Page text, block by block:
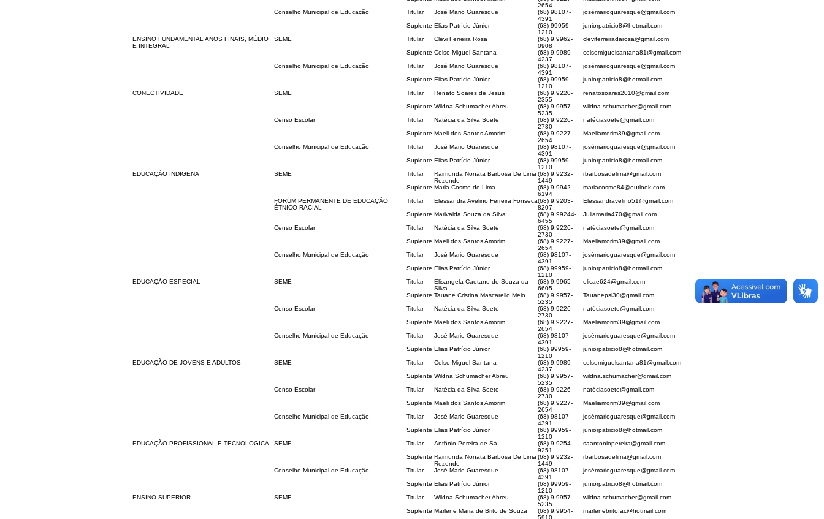
2654
Conselho Municipal de Educação
Titular José Mario Guaresque
(68) 98107-
4391
josémarioguaresque@gmail.com
Suplente Elias Patrício Júnior
(68) 99959-
1210
juniorpatricio8@hotmail.com
ENSINO FUNDAMENTAL ANOS FINAIS, MÉDIO
E INTEGRAL
SEME Titular Clevi Ferreira Rosa
(68) 9.9962-
0908
cleviferreiradarosa@gmail.com
Suplente Celso Miguel Santana
(68) 9.9989-
4237
celsomiguelsantana81@gmail.com
Conselho Municipal de Educação
Titular José Mario Guaresque
(68) 98107-
4391
josémarioguaresque@gmail.com
Suplente Elias Patrício Júnior
(68) 99959-
1210
juniorpatricio8@hotmail.com
CONECTIVIDADE
SEME Titular Renato Soares de Jesus
(68) 9.9220-
2355
renatosoares2010@gmail.com
Suplente Wildna Schumacher Abreu
(68) 9.9957-
5235
wildna.schumacher@gmail.com
Censo Escolar
Titular Natécia da Silva Soete
(68) 9.9226-
2730
natéciasoete@gmail.com
Suplente Maeli dos Santos Amorim
(68) 9.9227-
2654
Maeliamorim39@gmail.com
Conselho Municipal de Educação
Titular José Mario Guaresque
(68) 98107-
4391
josémarioguaresque@gmail.com
Suplente Elias Patrício Júnior
(68) 99959-
1210
juniorpatricio8@hotmail.com
EDUCAÇÃO INDIGENA
SEME Titular
Raimunda Nonata Barbosa De Lima
Rezende
(68) 9.9232-
1449
rbarbosadelima@gmail.com
Suplente Maria Cosme de Lima
(68) 9.9942-
6194
mariacosme84@outlook.com
FORÚM PERMANENTE DE EDUCAÇÃO
ÉTNICO-RACIAL
Titular Elessandra Avelino Ferreira Fonseca(68) 9.9203-
8207
Elessandravelino51@gmail.com
Suplente Marivalda Souza da Silva
(68) 9.99244-
6455
Juliamaria470@gmail.com
Censo Escolar
Titular Natécia da Silva Soete
(68) 9.9226-
2730
natéciasoete@gmail.com
Suplente Maeli dos Santos Amorim
(68) 9.9227-
2654
Maeliamorim39@gmail.com
Conselho Municipal de Educação
Titular José Mario Guaresque
(68) 98107-
4391
josémarioguaresque@gmail.com
Suplente Elias Patrício Júnior
(68) 99959-
1210
juniorpatricio8@hotmail.com
EDUCAÇÃO ESPECIAL
SEME Titular
Elisangela Caetano de Souza da
Silva
(68) 9.9965-
6605
elicae624@gmail.com
Suplente Tauane Cristina Mascarello Melo
(68) 9.9957-
5235
Tauanepsi30@gmail.com
Censo Escolar
Titular Natécia da Silva Soete
(68) 9.9226-
2730
natéciasoete@gmail.com
Suplente Maeli dos Santos Amorim
(68) 9.9227-
2654
Maeliamorim39@gmail.com
Conselho Municipal de Educação
Titular José Mario Guaresque
(68) 98107-
4391
josémarioguaresque@gmail.com
Suplente Elias Patrício Júnior
(68) 99959-
1210
juniorpatricio8@hotmail.com
EDUCAÇÃO DE JOVENS E ADULTOS
SEME Titular Celso Miguel Santana
(68) 9.9989-
4237
celsomiguelsantana81@gmail.com
Suplente Wildna Schumacher Abreu
(68) 9.9957-
5235
wildna.schumacher@gmail.com
Censo Escolar
Titular Natécia da Silva Soete
(68) 9.9226-
2730
natéciasoete@gmail.com
Suplente Maeli dos Santos Amorim
(68) 9.9227-
2654
Maeliamorim39@gmail.com
Conselho Municipal de Educação
Titular José Mario Guaresque
(68) 98107-
4391
josémarioguaresque@gmail.com
Suplente Elias Patrício Júnior
(68) 99959-
1210
juniorpatricio8@hotmail.com
EDUCAÇÃO PROFISSIONAL E TECNOLOGICA
SEME Titular Antônio Pereira de Sá
(68) 9.9254-
9251
saantoniopereira@gmail.com
Suplente Raimunda Nonata Barbosa De Lima
Rezende
(68) 9.9232-
1449
rbarbosadelima@gmail.com
Conselho Municipal de Educação
Titular José Mario Guaresque
(68) 98107-
4391
josémarioguaresque@gmail.com
Suplente Elias Patrício Júnior
(68) 99959-
1210
juniorpatricio8@hotmail.com
ENSINO SUPERIOR
SEME Titular Wildna Schumacher Abreu
(68) 9.9957-
5235
wildna.schumacher@gmail.com
Suplente Marlene Maria de Brito de Souza
(68) 9.9954-
5910
marlenebrito.ac@hotmail.com